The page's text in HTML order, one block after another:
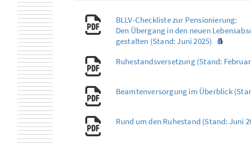
BLLV-Checkliste zur Pensionierung:
Den Übergang in den neuen
gestalten (Stand: Juni 2025)
Ruhestandsversetzung (Stand:
Beamtenversorgung im Überblick
Rund um den Ruhestand (Stand: Juni